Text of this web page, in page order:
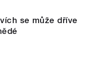
se může dříve